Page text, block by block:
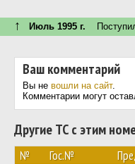
↑ Июль 1995 г.
Ваш комментарий
Вы не вошли на сайт.
Комментарии могут
Другие ТС с этим
№ Гос.№